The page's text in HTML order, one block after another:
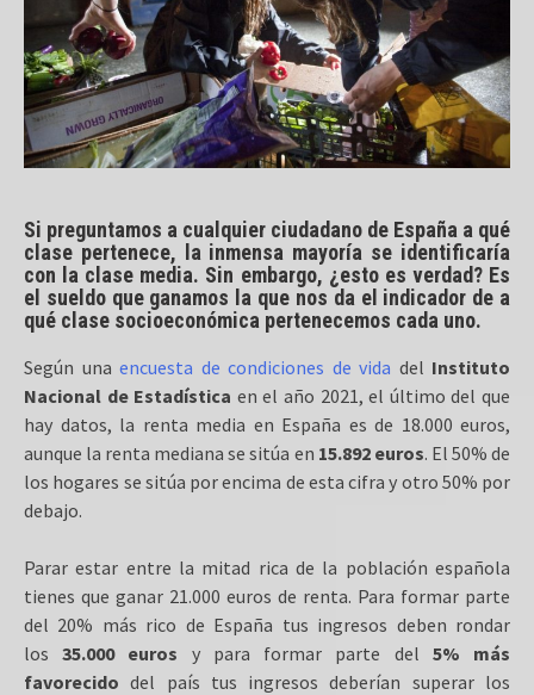
Si preguntamos a cualquier ciudadano de España a qué
clase pertenece, la inmensa mayoría se identificaría
con la clase media. Sin embargo, ¿esto es verdad? Es
el sueldo que ganamos la que nos da el indicador de a
qué clase socioeconómica pertenecemos cada uno.
Según una encuesta de condiciones de vida del Instituto
Nacional de Estadística en el año 2021, el último del que
hay datos, la renta media en España es de 18.000 euros,
aunque la renta mediana se sitúa en 15.892 euros. El 50% de
los hogares se sitúa por encima de esta cifra y otro 50% por
debajo.
Parar estar entre la mitad rica de la población española
tienes que ganar 21.000 euros de renta. Para formar parte
del 20% más rico de España tus ingresos deben rondar
los 35.000 euros y para formar parte del 5% más
favorecido del país tus ingresos deberían superar los